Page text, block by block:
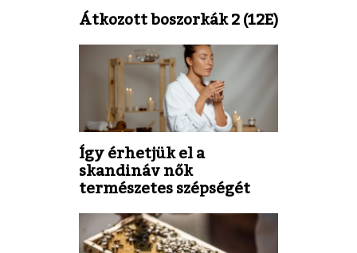
Átkozott boszorkák 2 (12E)
Így érhetjük el a
skandináv nők
természetes szépségét